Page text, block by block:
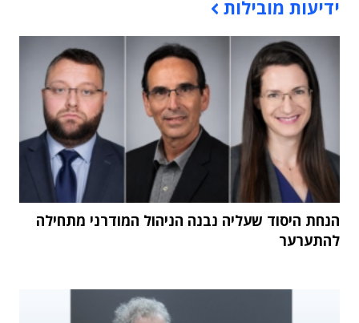
ידיעות מובילות
הנחת היסוד שעליה נבנה הניהול המודרני מתחילה
להתערער